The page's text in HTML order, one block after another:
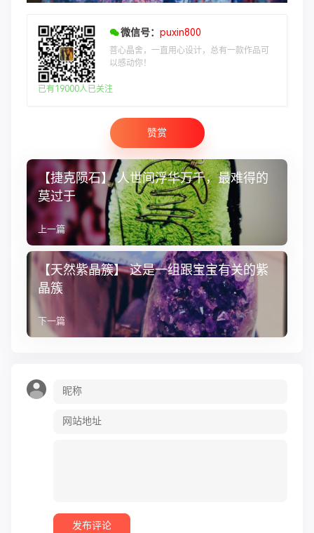
微信号： puxin800
菩心晶舍，一直用心设计，总有一款作品可
以感动你！
已有19000人已关注
赞赏
【捷克陨石】 人世间浮华万千，最难得的
莫过于
上一篇
【天然紫晶簇】 这是一组跟宝宝有关的紫
晶簇
下一篇